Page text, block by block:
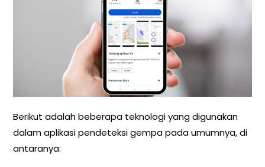
Berikut adalah beberapa teknologi yang digunakan
dalam aplikasi pendeteksi gempa pada umumnya, di
antaranya: